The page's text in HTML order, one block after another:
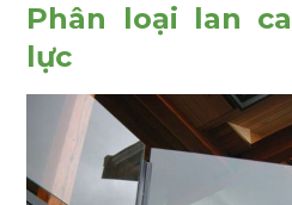
Phân loại lan
lực